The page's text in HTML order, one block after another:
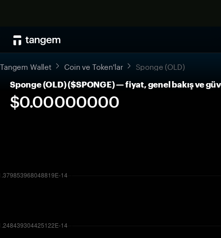
Tangem Wallet Coin ve Token'lar Sponge (OLD)
Sponge (OLD) ($SPONGE) — fiyat, genel bakış ve
$0.00000000